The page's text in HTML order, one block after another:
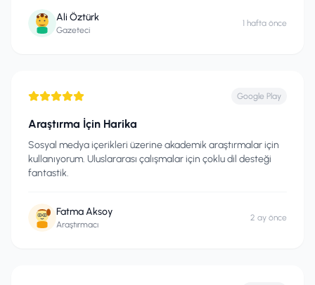
Ali Öztürk
Gazeteci
1 hafta önce
Google Play
Araştırma İçin Harika
Sosyal medya içerikleri üzerine akademik araştırmalar için
kullanıyorum. Uluslararası çalışmalar için çoklu dil desteği
fantastik.
Fatma Aksoy
Araştırmacı
2 ay önce